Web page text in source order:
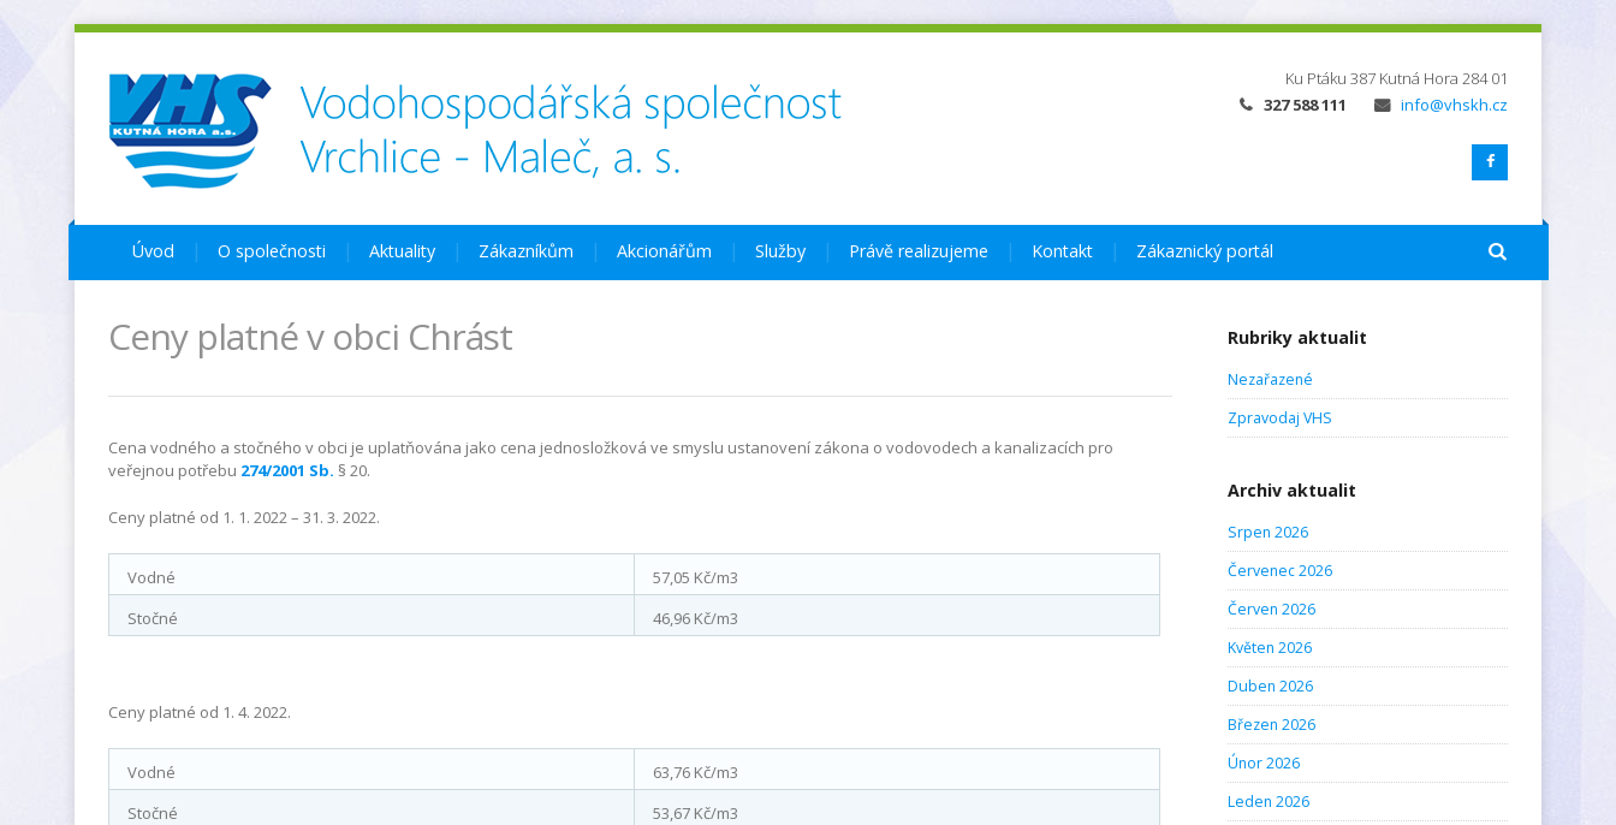
Ku Ptáku 387 Kutná Hora 284 01
327 588 111
info@vhskh.cz
Úvod O společnosti Aktuality Zákazníkům Akcionářům Služby Právě realizujeme Kontakt Zákaznický portál
Ceny platné v obci Chrást
Cena vodného a stočného v obci je uplatňována jako cena jednosložková ve smyslu ustanovení zákona o vodovodech a kanalizacích pro
veřejnou potřebu 274/2001 Sb. § 20.
Ceny platné od 1. 1. 2022 – 31. 3. 2022.
Vodné 57,05 Kč/m3
Stočné
46,96 Kč/m3
Ceny platné od 1. 4. 2022.
Vodné 63,76 Kč/m3
Stočné
53,67 Kč/m3
Rubriky aktualit
Nezařazené
Zpravodaj VHS
Archiv aktualit
Srpen 2026
Červenec 2026
Červen 2026
Květen 2026
Duben 2026
Březen 2026
Únor 2026
Leden 2026